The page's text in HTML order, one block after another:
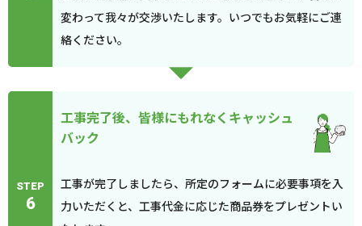
変わって我々が交渉いたします。いつでもお気軽にご連
絡ください。
STEP
6
工事完了後、皆様にもれなくキャッシュ
バック
工事が完了しましたら、所定のフォームに必要事項を入
力いただくと、工事代金に応じた商品券をプレゼントい